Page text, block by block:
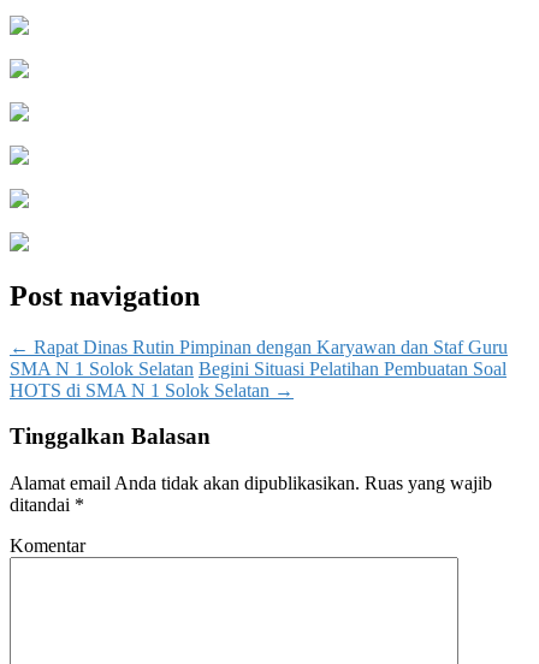
Post navigation
← Rapat Dinas Rutin Pimpinan dengan Karyawan dan Staf Guru
SMA N 1 Solok Selatan Begini Situasi Pelatihan Pembuatan Soal
HOTS di SMA N 1 Solok Selatan →
Tinggalkan Balasan
Alamat email Anda tidak akan dipublikasikan. Ruas yang wajib
ditandai *
Komentar